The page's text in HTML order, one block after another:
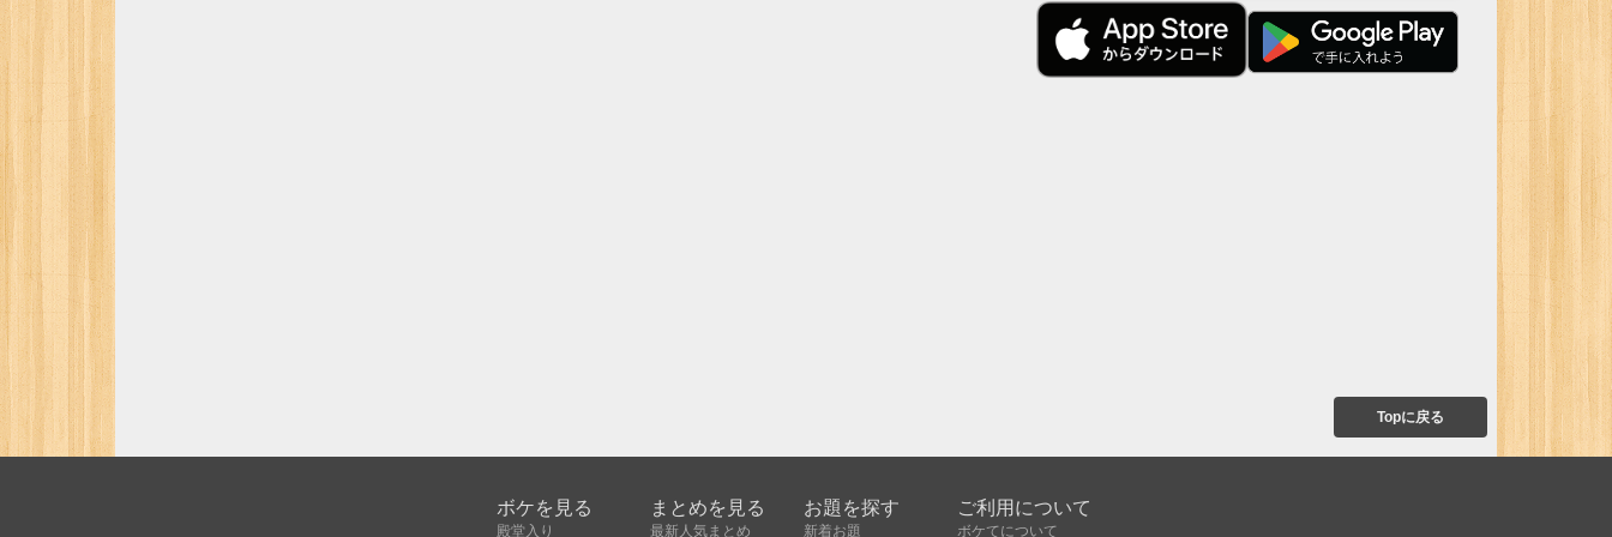
Topに戻る
ボケを見る
殿堂入り
まとめを見る
最新人気まとめ
お題を探す
新着お題
ご利用について
ボケてについて